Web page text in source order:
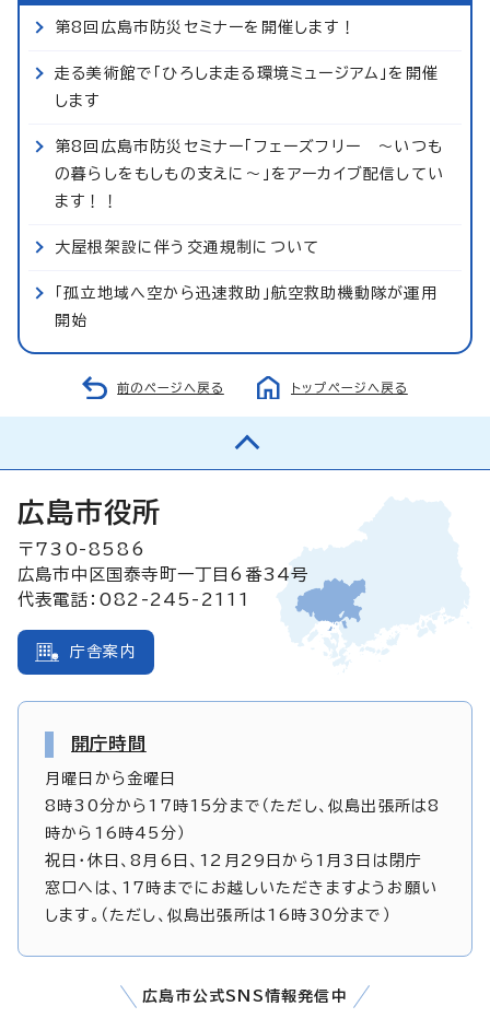
第8回広島市防災セミナーを開催します！
走る美術館で「ひろしま走る環境ミュージアム」を開催
します
第8回広島市防災セミナー「フェーズフリー ～いつも
の暮らしをもしもの支えに～」をアーカイブ配信してい
ます！！
大屋根架設に伴う交通規制について
「孤立地域へ空から迅速救助」航空救助機動隊が運用
開始
前のページへ戻る トップページへ戻る
広島市役所
〒730-8586
広島市中区国泰寺町一丁目6番34号
代表電話：082-245-2111
庁舎案内
開庁時間
月曜日から金曜日
8時30分から17時15分まで（ただし、似島出張所は8
時から16時45分）
祝日・休日、8月6日、12月29日から1月3日は閉庁
窓口へは、17時までにお越しいただきますようお願い
します。（ただし、似島出張所は16時30分まで）
広島市公式SNS情報発信中